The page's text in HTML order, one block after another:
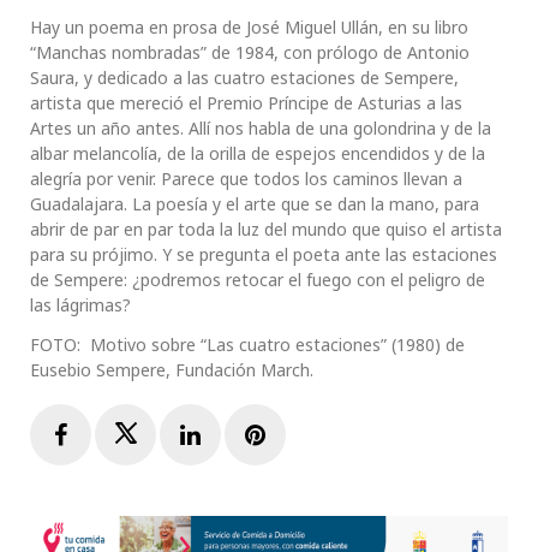
Hay un poema en prosa de José Miguel Ullán, en su libro
“Manchas nombradas” de 1984, con prólogo de Antonio
Saura, y dedicado a las cuatro estaciones de Sempere,
artista que mereció el Premio Príncipe de Asturias a las
Artes un año antes. Allí nos habla de una golondrina y de la
albar melancolía, de la orilla de espejos encendidos y de la
alegría por venir. Parece que todos los caminos llevan a
Guadalajara. La poesía y el arte que se dan la mano, para
abrir de par en par toda la luz del mundo que quiso el artista
para su prójimo. Y se pregunta el poeta ante las estaciones
de Sempere: ¿podremos retocar el fuego con el peligro de
las lágrimas?
FOTO: Motivo sobre “Las cuatro estaciones” (1980) de
Eusebio Sempere, Fundación March.
FacebookTwitterLinkedInPinterest